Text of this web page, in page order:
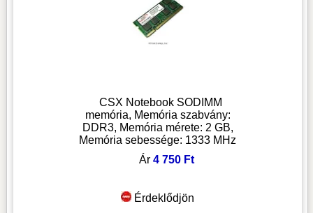
CSX Notebook SODIMM
memória, Memória szabvány:
DDR3, Memória mérete: 2 GB,
Memória sebessége: 1333 MHz
Ár4 750 Ft
Érdeklődjön